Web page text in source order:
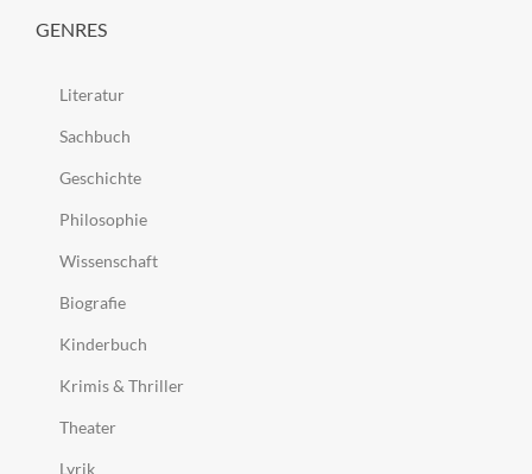
GENRES
Literatur
Sachbuch
Geschichte
Philosophie
Wissenschaft
Biografie
Kinderbuch
Krimis & Thriller
Theater
Lyrik